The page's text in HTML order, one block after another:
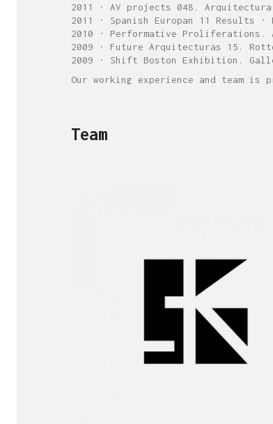
2011 · AV projects 048. Arquitectura
2011 · Spanish Europan 11
2010 · Performative Proliferations.
2009 · Future Arquitecturas 15.
2009 · Shift Boston Exhibition.
Our working experience and team
Team